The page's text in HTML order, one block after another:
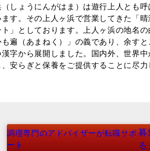
しょうにんがはま）は遊行上人とも
す。その上人ヶ浜で営業してきた「
」としております。上人ヶ浜の地名
遍（あまねく）」の義であり、余す
字から展開しました。国内外、世界
安らぎと保養をご提供することに尽力
調理専門のアドバイザーが転職サポ
ート
募
る